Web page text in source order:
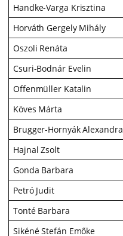
Handke-Varga Krisztina
Horváth Gergely Mihály
Oszoli Renáta
Csuri-Bodnár Evelin
Offenmüller Katalin
Köves Márta
Brugger-Hornyák Alexandra
Hajnal Zsolt
Gonda Barbara
Petró Judit
Tonté Barbara
Sikéné Stefán Emőke